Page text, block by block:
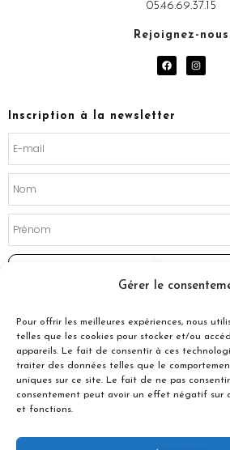
Gérer le
Pour offrir les meilleures expériences, nous
telles que les cookies pour stocker et/ou
appareils. Le fait de consentir à ces
traiter des données telles que le
uniques sur ce site. Le fait de ne pas
consentement peut avoir un effet négatif sur
et fonctions.
05.46.69.37.15
Rejoignez-nous
F
a
o
I
n
Inscription à la newsletter